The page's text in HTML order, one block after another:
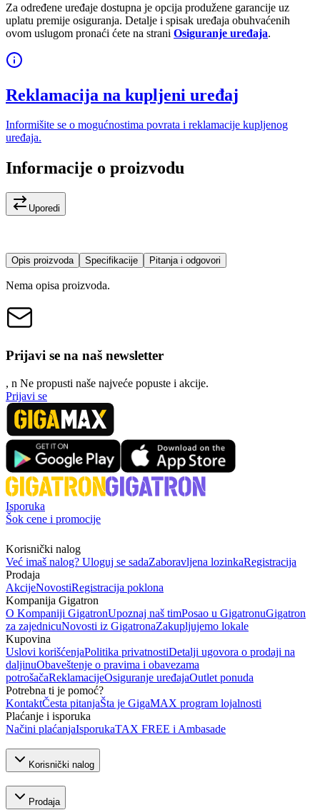
Za određene uređaje dostupna je opcija produžene garancije uz
uplatu premije osiguranja. Detalje i spisak uređaja obuhvaćenih
ovom uslugom pronaći ćete na strani Osiguranje uređaja.
Reklamacija na kupljeni uređaj
Informišite se o mogućnostima povrata i reklamacije kupljenog
uređaja.
Informacije o proizvodu
Uporedi
Opis proizvoda Specifikacije Pitanja i odgovori
Nema opisa proizvoda.
Prijavi se na naš newsletter
, n Ne propusti naše najveće popuste i akcije.
Prijavi se
Isporuka
Šok cene i promocije
Korisnički nalog
Već imaš nalog? Uloguj se sadaZaboravljena lozinkaRegistracija
Prodaja
AkcijeNovostiRegistracija poklona
Kompanija Gigatron
O Kompaniji GigatronUpoznaj naš timPosao u GigatronuGigatron
za zajednicuNovosti iz GigatronaZakupljujemo lokale
Kupovina
Uslovi korišćenjaPolitika privatnostiDetalji ugovora o prodaji na
daljinuObaveštenje o pravima i obavezama
potrošačaReklamacijeOsiguranje uređajaOutlet ponuda
Potrebna ti je pomoć?
KontaktČesta pitanjaŠta je GigaMAX program lojalnosti
Plaćanje i isporuka
Načini plaćanjaIsporukaTAX FREE i Ambasade
Korisnički nalog
Prodaja